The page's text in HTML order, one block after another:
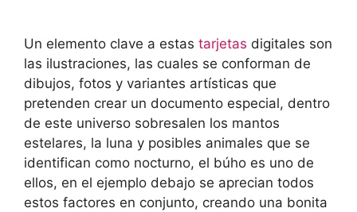
Un elemento clave a estas tarjetas digitales son
las ilustraciones, las cuales se conforman de
dibujos, fotos y variantes artísticas que
pretenden crear un documento especial, dentro
de este universo sobresalen los mantos
estelares, la luna y posibles animales que se
identifican como nocturno, el búho es uno de
ellos, en el ejemplo debajo se aprecian todos
estos factores en conjunto, creando una bonita